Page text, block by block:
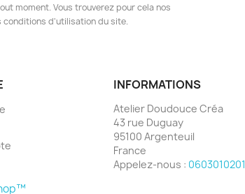
moment. Vous trouverez pour cela nos
d'utilisation du site.
INFORMATIONS
Atelier Doudouce Créa
43 rue Duguay
95100 Argenteuil
France
Appelez-nous : 0603010201